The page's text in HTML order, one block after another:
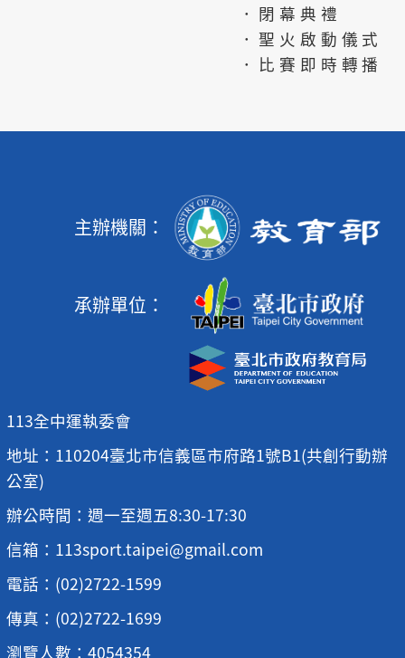
．閉幕典禮
．聖火啟動儀式
．比賽即時轉播
主辦機關：
承辦單位：
113全中運執委會
地址：110204臺北市信義區市府路1號B1(共創行動辦
公室)
辦公時間：週一至週五8:30-17:30
信箱：113sport.taipei@gmail.com
電話：(02)2722-1599
傳真：(02)2722-1699
瀏覽人數：4054354